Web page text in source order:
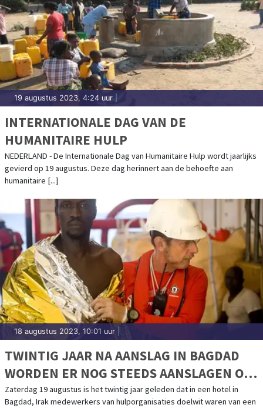
19 augustus 2023, 4:24 uur
INTERNATIONALE DAG VAN DE
HUMANITAIRE HULP
NEDERLAND - De Internationale Dag van Humanitaire Hulp wordt jaarlijks
gevierd op 19 augustus. Deze dag herinnert aan de behoefte aan
humanitaire [...]
18 augustus 2023, 10:01 uur
TWINTIG JAAR NA AANSLAG IN BAGDAD
WORDEN ER NOG STEEDS AANSLAGEN OP
HULPVERLENERS GEPLEEGD
Zaterdag 19 augustus is het twintig jaar geleden dat in een hotel in
Bagdad, Irak medewerkers van hulporganisaties doelwit waren van een